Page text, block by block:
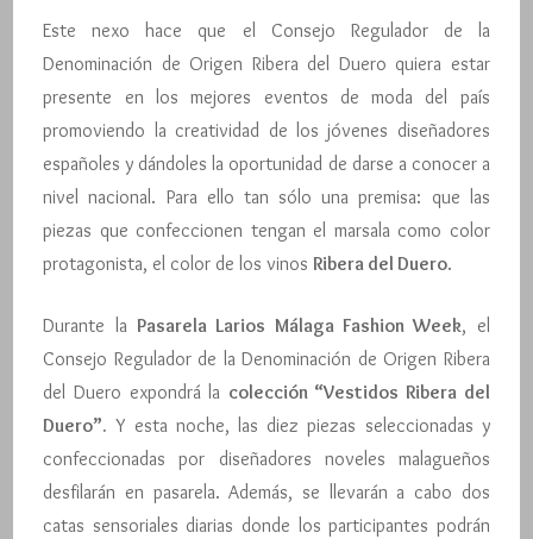
Este nexo hace que el Consejo Regulador de la
Denominación de Origen Ribera del Duero quiera estar
presente en los mejores eventos de moda del país
promoviendo la creatividad de los jóvenes diseñadores
españoles y dándoles la oportunidad de darse a conocer a
nivel nacional. Para ello tan sólo una premisa: que las
piezas que confeccionen tengan el marsala como color
protagonista, el color de los vinos Ribera del Duero.
Durante la Pasarela Larios Málaga Fashion Week, el
Consejo Regulador de la Denominación de Origen Ribera
del Duero expondrá la colección “Vestidos Ribera del
Duero”. Y esta noche, las diez piezas seleccionadas y
confeccionadas por diseñadores noveles malagueños
desfilarán en pasarela. Además, se llevarán a cabo dos
catas sensoriales diarias donde los participantes podrán